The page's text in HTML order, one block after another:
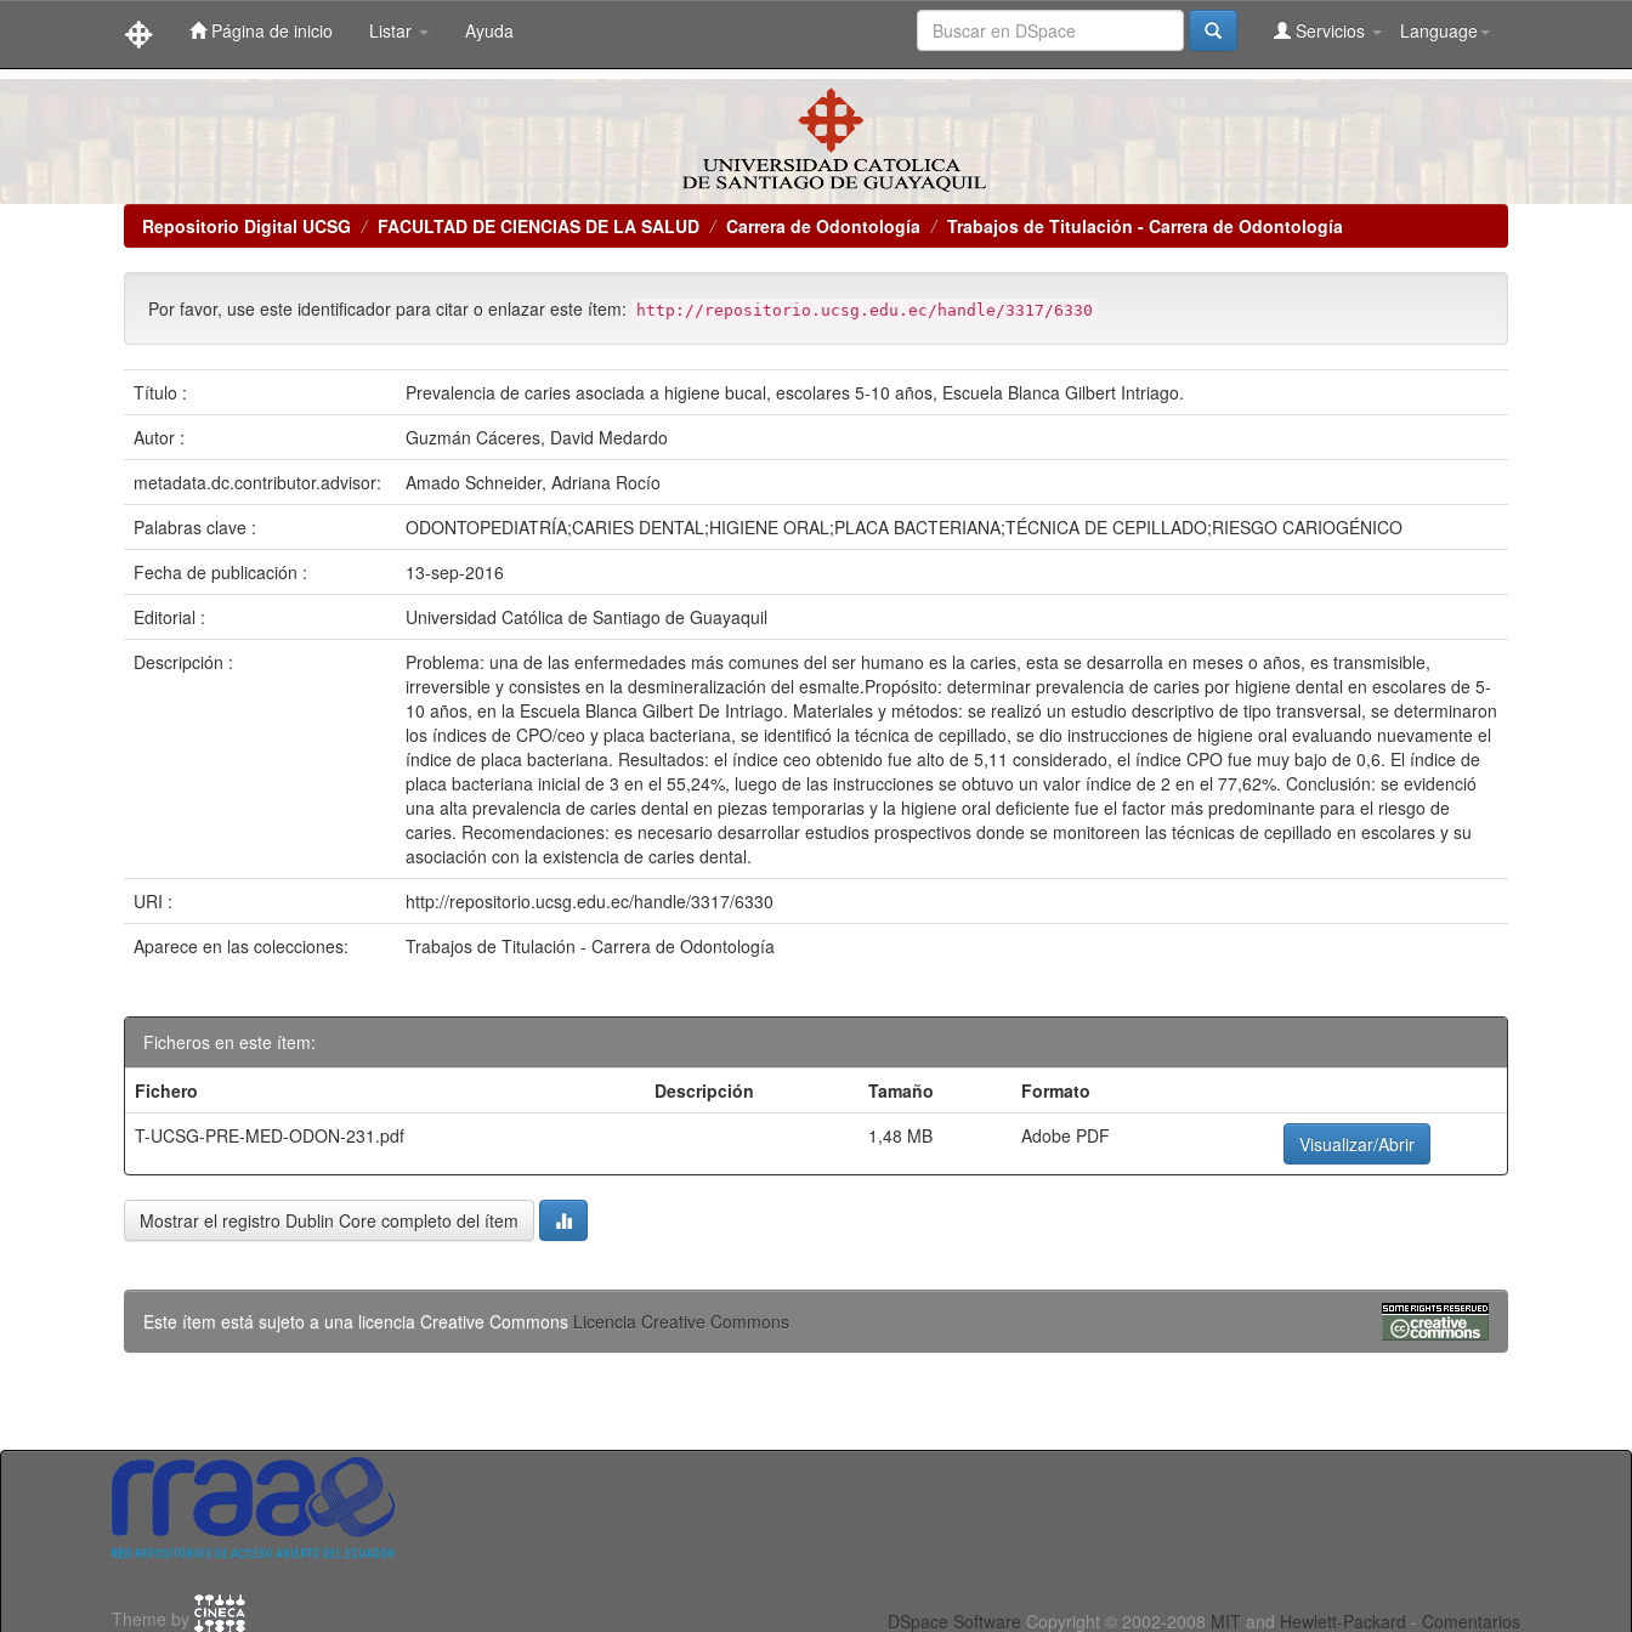
Página de inicio Listar Ayuda Language
Servicios
Repositorio Digital UCSG FACULTAD DE CIENCIAS DE LA SALUD Carrera de Odontología Trabajos de Titulación - Carrera de Odontología
Por favor, use este identificador para citar o enlazar este ítem: http://repositorio.ucsg.edu.ec/handle/3317/6330
Título :
Prevalencia de caries asociada a higiene bucal, escolares 5-10 años, Escuela Blanca Gilbert Intriago.
Autor :
Guzmán Cáceres, David Medardo
metadata.dc.contributor.advisor:
Amado Schneider, Adriana Rocío
Palabras clave :
ODONTOPEDIATRÍA;CARIES DENTAL;HIGIENE ORAL;PLACA BACTERIANA;TÉCNICA DE CEPILLADO;RIESGO CARIOGÉNICO
Fecha de publicación :
13-sep-2016
Editorial :
Universidad Católica de Santiago de Guayaquil
Descripción :
Problema: una de las enfermedades más comunes del ser humano es la caries, esta se desarrolla en meses o años, es transmisible,
irreversible y consistes en la desmineralización del esmalte.Propósito: determinar prevalencia de caries por higiene dental en escolares de 5-
10 años, en la Escuela Blanca Gilbert De Intriago. Materiales y métodos: se realizó un estudio descriptivo de tipo transversal, se determinaron
los índices de CPO/ceo y placa bacteriana, se identificó la técnica de cepillado, se dio instrucciones de higiene oral evaluando nuevamente el
índice de placa bacteriana. Resultados: el índice ceo obtenido fue alto de 5,11 considerado, el índice CPO fue muy bajo de 0,6. El índice de
placa bacteriana inicial de 3 en el 55,24%, luego de las instrucciones se obtuvo un valor índice de 2 en el 77,62%. Conclusión: se evidenció
una alta prevalencia de caries dental en piezas temporarias y la higiene oral deficiente fue el factor más predominante para el riesgo de
caries. Recomendaciones: es necesario desarrollar estudios prospectivos donde se monitoreen las técnicas de cepillado en escolares y su
asociación con la existencia de caries dental.
URI :
http://repositorio.ucsg.edu.ec/handle/3317/6330
Aparece en las colecciones:
Trabajos de Titulación - Carrera de Odontología
Ficheros en este ítem:
Fichero
Descripción Tamaño
Formato
T-UCSG-PRE-MED-ODON-231.pdf
1,48 MB Adobe PDF Visualizar/Abrir
Mostrar el registro Dublin Core completo del ítem
Este ítem está sujeto a una licencia Creative Commons Licencia Creative Commons
Theme by DSpace Software Copyright © 2002-2008 MIT and Hewlett-Packard - Comentarios